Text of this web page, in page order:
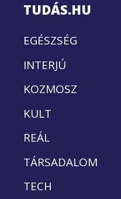
TUDÁS.HU
EGÉSZSÉG
INTERJÚ
KOZMOSZ
KULT
REÁL
TÁRSADALOM
TECH